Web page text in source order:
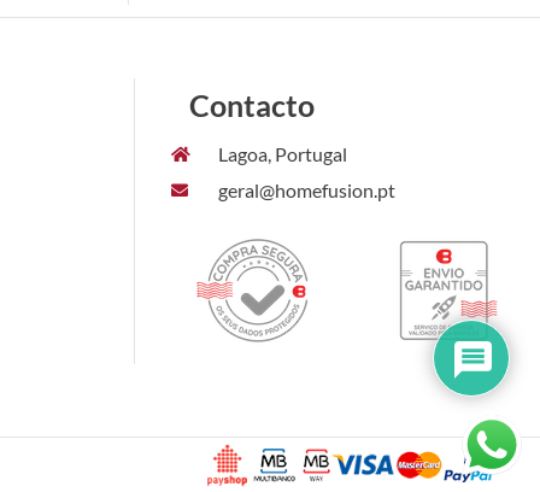
Contacto
Lagoa, Portugal
geral@homefusion.pt